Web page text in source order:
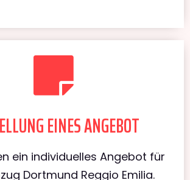
EINES ANGEBOT
ein individuelles Angebot für
Dortmund Reggio Emilia.